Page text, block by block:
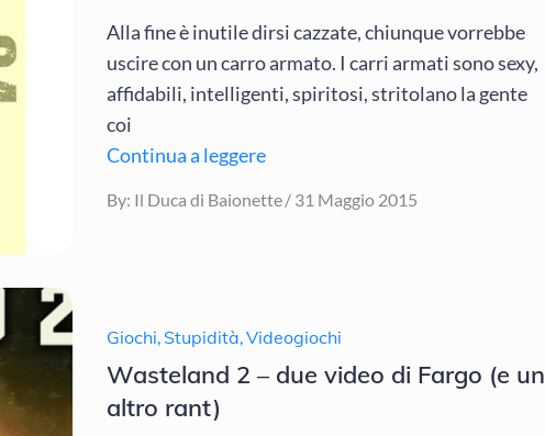
Alla fine è inutile dirsi cazzate, chiunque vorrebbe
uscire con un carro armato. I carri armati sono sexy,
affidabili, intelligenti, spiritosi, stritolano la gente
coi
Continua a leggere
By: Il Duca di Baionette
Posted
31 Maggio 2015
Giochi, Stupidità,Videogiochi
Wasteland 2 – due video di Fargo (e un
altro rant)